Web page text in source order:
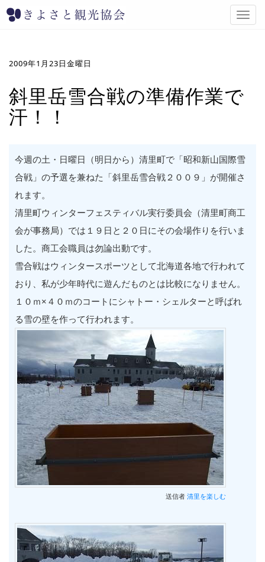
T
o
a
t
o
2009年1月23日金曜日
斜里岳雪合戦の準備作業で
汗！！
今週の土・日曜日（明日から）清里町で「昭和新山国際雪
合戦」の予選を兼ねた「斜里岳雪合戦２００９」が開催さ
れます。
清里町ウィンターフェスティバル実行委員会（清里町商工
会が事務局）では１９日と２０日にその会場作りを行いま
した。商工会職員は勿論出動です。
雪合戦はウィンタースポーツとして北海道各地で行われて
おり、私が少年時代に遊んだものとは比較になりません。
１０ｍ×４０ｍのコートにシャトー・シェルターと呼ばれ
る雪の壁を作って行われます。
送信者 清里を楽しむ